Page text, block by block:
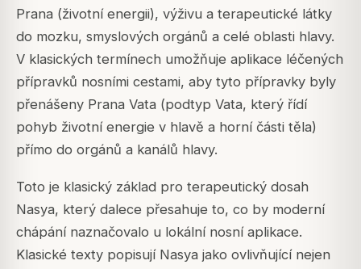
Prana (životní energii), výživu a terapeutické látky
do mozku, smyslových orgánů a celé oblasti hlavy.
V klasických termínech umožňuje aplikace léčených
přípravků nosními cestami, aby tyto přípravky byly
přenášeny Prana Vata (podtyp Vata, který řídí
pohyb životní energie v hlavě a horní části těla)
přímo do orgánů a kanálů hlavy.
Toto je klasický základ pro terapeutický dosah
Nasya, který dalece přesahuje to, co by moderní
chápání naznačovalo u lokální nosní aplikace.
Klasické texty popisují Nasya jako ovlivňující nejen